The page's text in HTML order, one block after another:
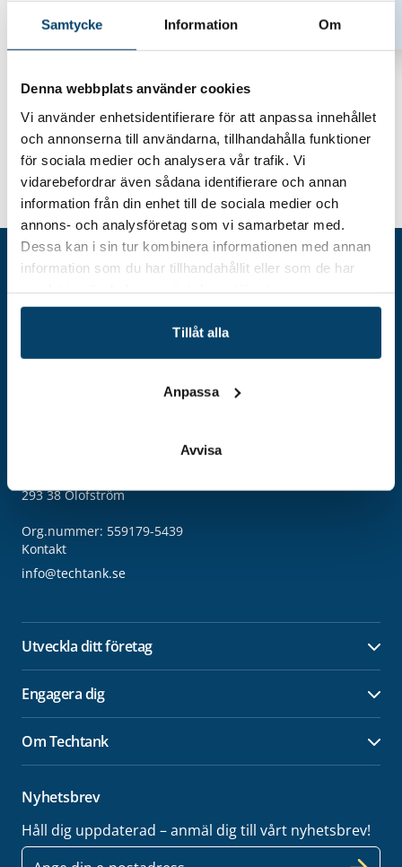
Samtycke Information Om
Denna webbplats använder cookies
Vi använder enhetsidentifierare för att anpassa innehållet
och annonserna till användarna, tillhandahålla funktioner
för sociala medier och analysera vår trafik. Vi
vidarebefordrar även sådana identifierare och annan
information från din enhet till de sociala medier och
annons- och analysföretag som vi samarbetar med.
Dessa kan i sin tur kombinera informationen med annan
information som du har tillhandahållit eller som de har
Tillåt alla
Anpassa
Avvisa
Hem Event
Nätverksträff: HR-
Chefer/kompetensansvariga på stora
företag (Top 12)
293 38 Olofström
Org.nummer: 559179-5439
Kontakt
info@techtank.se
Utveckla ditt företag
Engagera dig
Om Techtank
Nyhetsbrev
Håll dig uppdaterad – anmäl dig till vårt nyhetsbrev!
E-